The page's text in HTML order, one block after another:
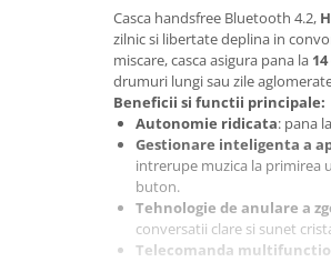
Casti & Audio portabile
Stick-uri memorie USB
Accesorii auto interioare &
Accesorii diverse
Casca handsfree Bluetooth 4.2,
zilnic si libertate deplina in
miscare, casca asigura pana la
drumuri lungi sau zile
Beneficii si functii principale:
Autonomie ridicata: pana
Gestionare inteligenta a
intrerupe muzica la primirea
buton.
Tehnologie de anulare a
conversatii clare si sunet
Telecomanda